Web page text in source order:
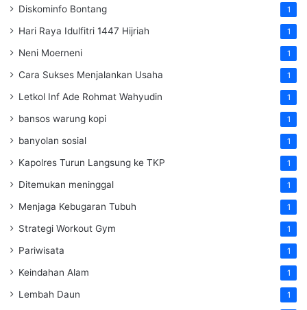
Diskominfo Bontang 1
Hari Raya Idulfitri 1447 Hijriah 1
Neni Moerneni 1
Cara Sukses Menjalankan Usaha 1
Letkol Inf Ade Rohmat Wahyudin 1
bansos warung kopi 1
banyolan sosial 1
Kapolres Turun Langsung ke TKP 1
Ditemukan meninggal 1
Menjaga Kebugaran Tubuh 1
Strategi Workout Gym 1
Pariwisata 1
Keindahan Alam 1
Lembah Daun 1